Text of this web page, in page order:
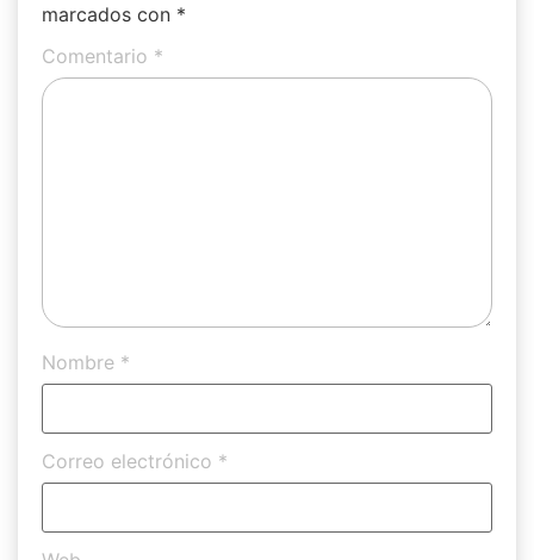
marcados con *
Comentario *
Nombre *
Correo electrónico *